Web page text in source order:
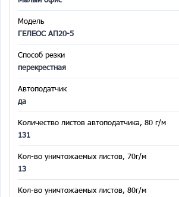
Модель
ГЕЛЕОС АП20-5
Способ резки
перекрестная
Автоподатчик
да
Количество листов автоподатчика, 80 г/м
131
Кол-во уничтожаемых листов, 70г/м
13
Кол-во уничтожаемых листов, 80г/м